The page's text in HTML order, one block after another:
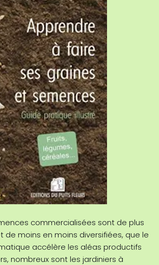
commercialisées sont de plus
de moins en moins diversifiées, que le
accélère les aléas productifs
nombreux sont les jardiniers à